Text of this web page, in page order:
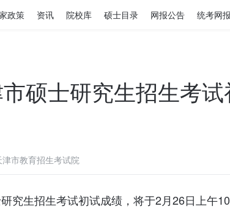
政策 资讯 院校库 硕士目录 网报公告 统考网报
硕士研究生招生考
津市教育招生考试院
究生招生考试初试成绩，将于2月26日上午